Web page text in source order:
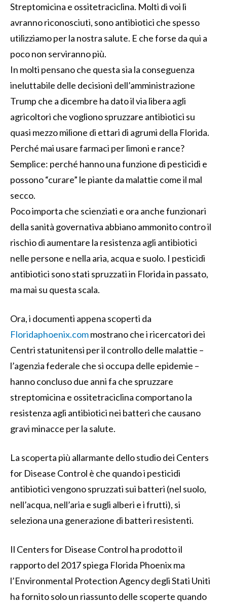
Streptomicina e ossitetraciclina. Molti di voi li
avranno riconosciuti, sono antibiotici che spesso
utilizziamo per la nostra salute. E che forse da qui a
poco non serviranno più.
In molti pensano che questa sia la conseguenza
ineluttabile delle decisioni dell’amministrazione
Trump che a dicembre ha dato il via libera agli
agricoltori che vogliono spruzzare antibiotici su
quasi mezzo milione di ettari di agrumi della Florida.
Perché mai usare farmaci per limoni e rance?
Semplice: perché hanno una funzione di pesticidi e
possono “curare” le piante da malattie come il mal
secco.
Poco importa che scienziati e ora anche funzionari
della sanità governativa abbiano ammonito contro il
rischio di aumentare la resistenza agli antibiotici
nelle persone e nella aria, acqua e suolo. I pesticidi
antibiotici sono stati spruzzati in Florida in passato,
ma mai su questa scala.
Ora, i documenti appena scoperti da
Floridaphoenix.commostrano che i ricercatori dei
Centri statunitensi per il controllo delle malattie –
l’agenzia federale che si occupa delle epidemie –
hanno concluso due anni fa che spruzzare
streptomicina e ossitetraciclina comportano la
resistenza agli antibiotici nei batteri che causano
gravi minacce per la salute.
La scoperta più allarmante dello studio dei Centers
for Disease Control è che quando i pesticidi
antibiotici vengono spruzzati sui batteri (nel suolo,
nell’acqua, nell’aria e sugli alberi e i frutti), si
seleziona una generazione di batteri resistenti.
Il Centers for Disease Control ha prodotto il
rapporto del 2017 spiega Florida Phoenix ma
l’Environmental Protection Agency degli Stati Uniti
ha fornito solo un riassunto delle scoperte quando